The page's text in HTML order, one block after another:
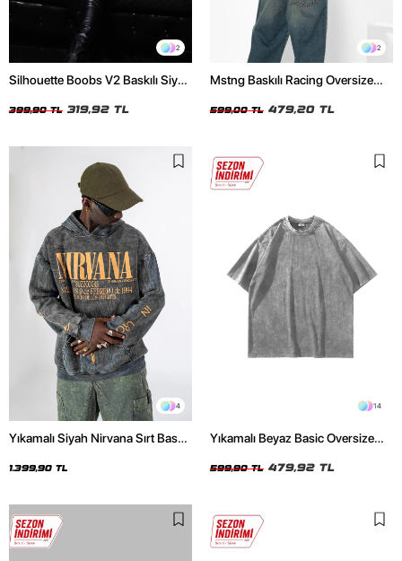
2
Silhouette Boobs V2 Baskılı Siyah
399,90 TL 319,92 TL
2
Mstng Baskılı Racing Oversize
599,00 TL 479,20 TL
4
Yıkamalı Siyah Nirvana Sırt Baskılı
1.399,90 TL
14
Yıkamalı Beyaz Basic Oversize
599,90 TL 479,92 TL